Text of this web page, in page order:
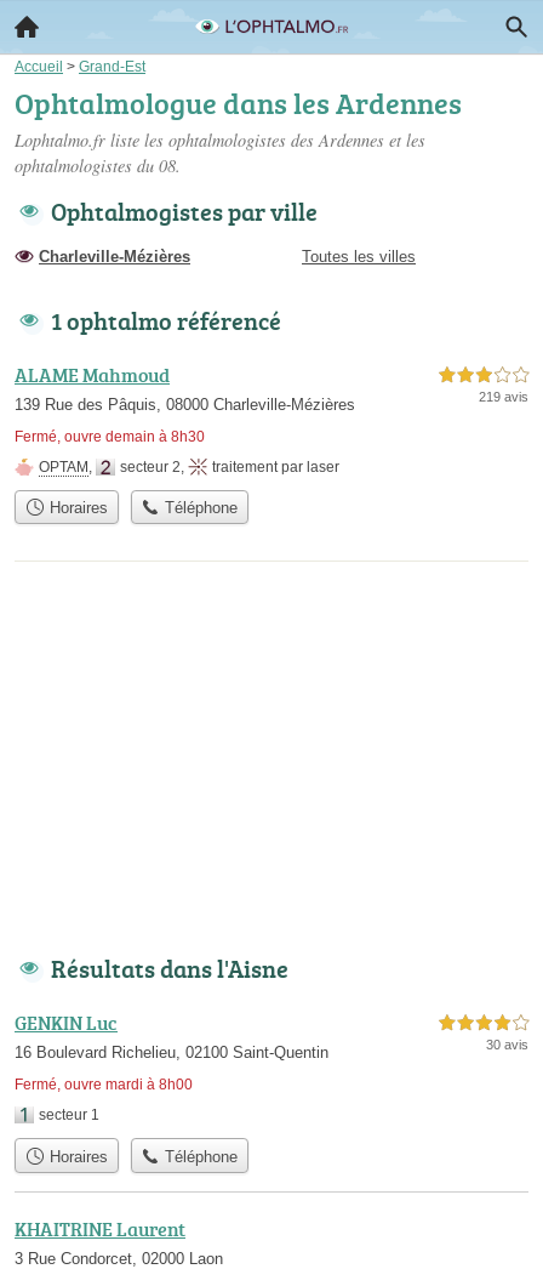
Accueil > Grand-Est
Ophtalmologue dans les Ardennes
Lophtalmo.fr liste les ophtalmologistes des Ardennes et les
ophtalmologistes du 08.
Ophtalmogistes par ville
Charleville-Mézières Toutes les villes
1 ophtalmo référencé
ALAME Mahmoud
139 Rue des Pâquis, 08000 Charleville-Mézières
Fermé, ouvre demain à 8h30
3,0 étoiles sur 5
219 avis
OPTAM , secteur 2, traitement par laser
Horaires Téléphone
Résultats dans l'Aisne
GENKIN Luc
16 Boulevard Richelieu, 02100 Saint-Quentin
Fermé, ouvre mardi à 8h00
4,0 étoiles sur 5
30 avis
secteur 1
Horaires Téléphone
KHAITRINE Laurent
3 Rue Condorcet, 02000 Laon